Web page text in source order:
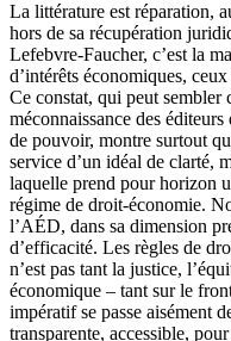
La littérature est réparation,
hors de sa récupération
Lefebvre-Faucher, c’est la
d’intérêts économiques,
Ce constat, qui peut sembler
méconnaissance des
de pouvoir, montre surtout
service d’un idéal de clarté,
laquelle prend pour horizon
régime de droit-économie.
l’AÉD, dans sa dimension
d’efficacité. Les règles de
n’est pas tant la justice,
économique – tant sur le
impératif se passe aisément
transparente, accessible,